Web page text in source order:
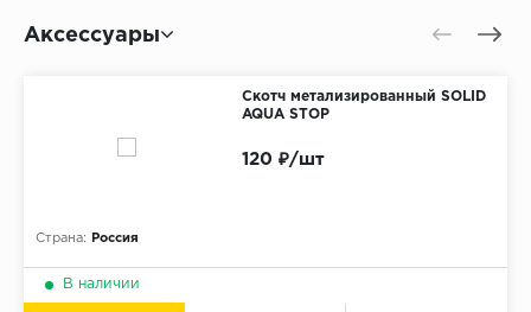
Аксессуары
Скотч метализированный SOLID
AQUA STOP
Страна: Россия
120 ₽/шт
В наличии